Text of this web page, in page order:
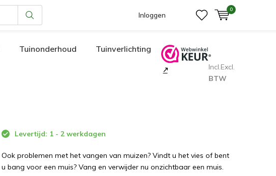
Inloggen
0
Tuinonderhoud Tuinverlichting
Incl.Excl.
BTW
Levertijd: 1 - 2 werkdagen
Ook problemen met het vangen van muizen? Vindt u het vies of bent
u bang voor een muis? Vang en verwijder nu onzichtbaar een muis.